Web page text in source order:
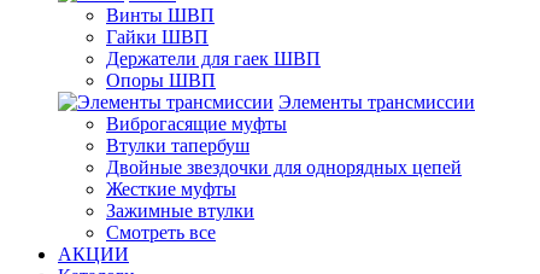
Винты ШВП
Гайки ШВП
Держатели для гаек ШВП
Опоры ШВП
Элементы трансмиссии
Виброгасящие муфты
Втулки тапербуш
Двойные звездочки для однорядных цепей
Жесткие муфты
Зажимные втулки
Смотреть все
АКЦИИ